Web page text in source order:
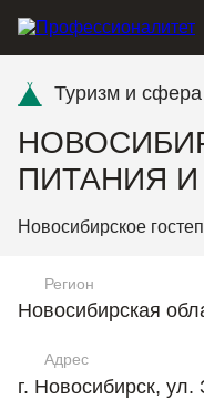
Туризм и сфера
ПИТАНИЯ
Новосибирское
Регион
Новосибирская
Адрес
г. Новосибирск, ул.